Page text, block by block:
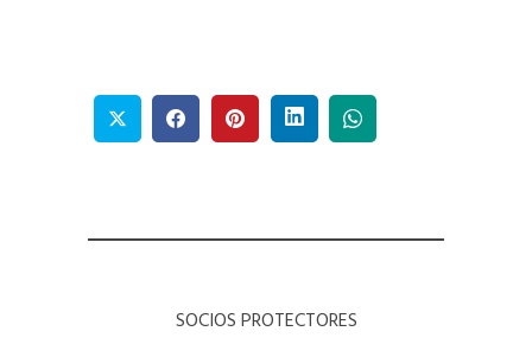
SOCIOS PROTECTORES